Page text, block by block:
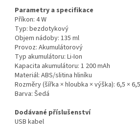
Parametry a specifikace
Příkon: 4 W
Typ: bezdotykový
Objem nádoby: 135 ml
Provoz: Akumulátorový
Typ akumulátoru: Li-Ion
Kapacita akumulátoru: 1 200 mAh
Materiál: ABS/slitina hliníku
Rozměry (šířka × hloubka × výška): 6,5 ×
Barva: Šedá
Dodávané příslušenství
USB kabel